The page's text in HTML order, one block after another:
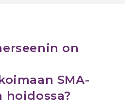
on
SMA-